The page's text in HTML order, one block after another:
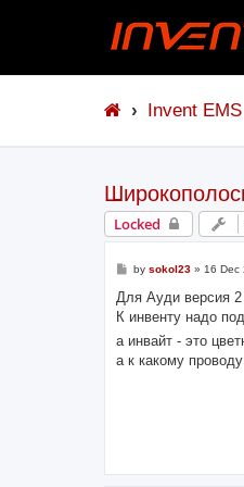
Invent EMS
Locked
P
s
by sokol23» 16 Dec
Для Ауди версия 2
К инвенту надо
а инвайт - это
а к какому